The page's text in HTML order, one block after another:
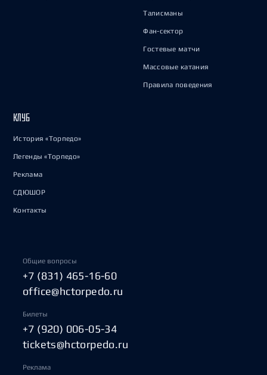
Талисманы
Фан-сектор
Гостевые матчи
Массовые катания
Правила поведения
КЛУБ
История «Торпедо»
Легенды «Торпедо»
Реклама
СДЮШОР
Контакты
Общие вопросы
+7 (831) 465-16-60
office@hctorpedo.ru
Билеты
+7 (920) 006-05-34
tickets@hctorpedo.ru
Реклама